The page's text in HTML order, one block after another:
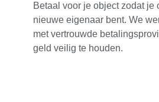
Betaal voor je object zodat je
nieuwe eigenaar bent. We
met vertrouwde
geld veilig te houden.